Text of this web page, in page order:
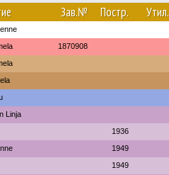
Зав.№ Постр. Утил.
1870908
Linja
1936
1949
1949